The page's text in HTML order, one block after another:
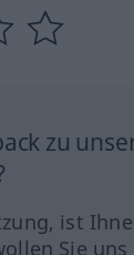
zu
ist
Sie